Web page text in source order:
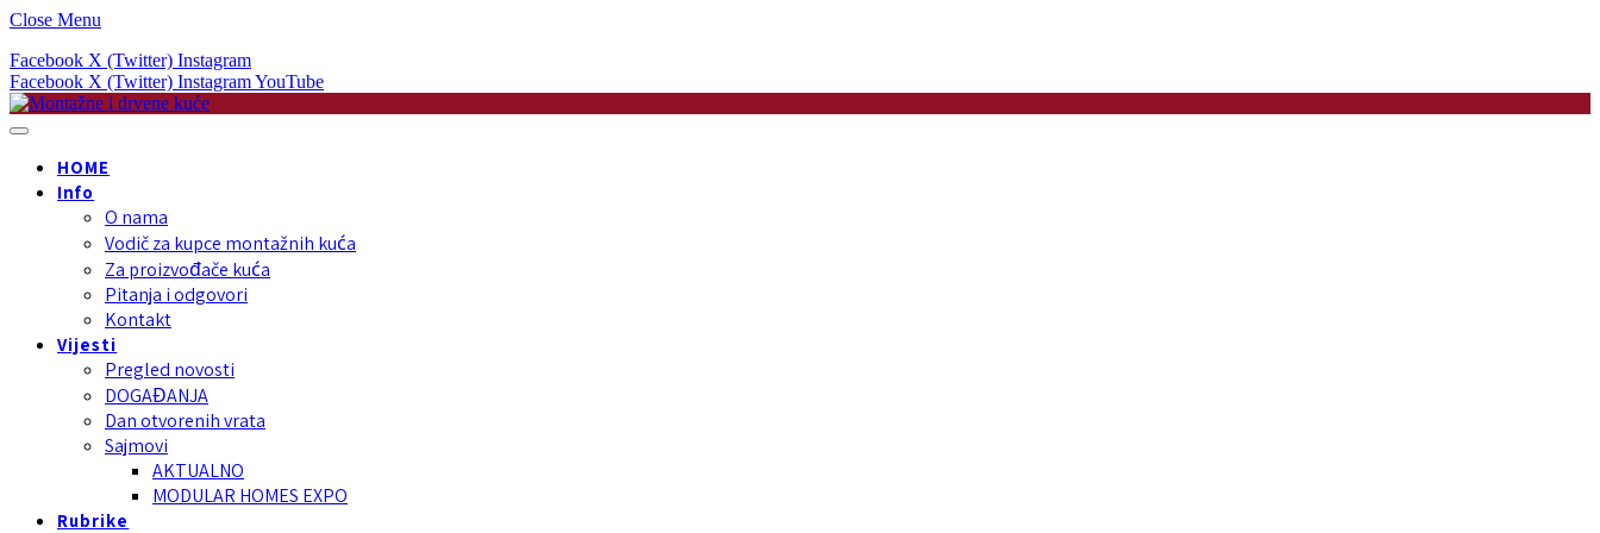
Close Menu
Facebook X (Twitter) Instagram
Facebook X (Twitter) InstagramYouTube
HOME
Info
O nama
Vodič za kupce montažnih kuća
Za proizvođače kuća
Pitanja i odgovori
Kontakt
Vijesti
Pregled novosti
DOGAĐANJA
Dan otvorenih vrata
Sajmovi
AKTUALNO
MODULAR HOMES EXPO
Rubrike